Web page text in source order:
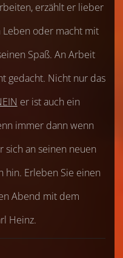
erzählt er lieber
Leben oder macht mit
Spaß. An Arbeit
gedacht. Nicht nur das
er ist auch ein
immer dann wenn
sich an seinen neuen
hin. Erleben Sie einen
Abend mit dem
Heinz.